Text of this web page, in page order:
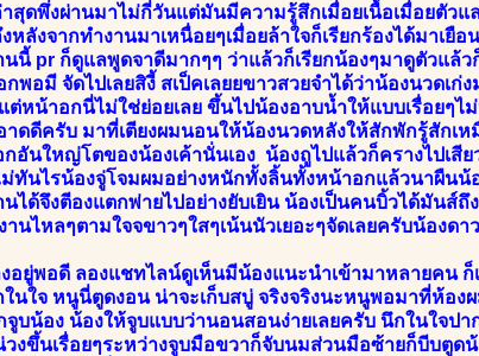
สุดพึ่งผ่านมาไม่กี่วันแต่มันมีความรู้สึกเมื่อยเนื้อเมื่อยตัว
หลังจากทำงานมาเหนื่อยๆเมื่อยล้าใจก็เรียกร้องได้มาเยื
นนี้ pr ก็ดูแลพูดจาดีมากๆๆ ว่าแล้วก็เรียกน้องๆมาดูตัวแล้
พอมี จัดไปเลยสิงี้ สเป็คเลยยขาวสวยจำได้ว่าน้องนวดเ
ต่หน้าอกนี่ไม่ใช่ย่อยเลย ขึ้นไปน้องอาบน้ำให้แบบเรื่อยๆไ
าดดีครับ มาที่เตียงผมนอนให้น้องนวดหลังให้สักพักรู้สักเ
อันใหญ่โตของน้องเค้านั่นเอง น้องถูไปแล้วก็ครางไปเ
ทันไรน้องจู่โจมผมอย่างหนักทั้งลิ้นทั้งหน้าอกแล้วนาผืนน้
ได้จึงตีองแตกพ่ายไปอย่างยับเยิน น้องเป็นคนบิ้วได้มันส์
านไหลๆตามใจจขาวๆใสๆเน้นนัวเยอะๆจัดเลยครับน้องด
ยู่พอดี ลองแชทไลน์ดูเห็นมีน้องแนะนำเข้ามาหลายคน ก็
นใจ หนูนี่ตูดงอน น่าจะเก็บสบู่ จริงจริงนะหนูพอมาที่ห้อง
จูบน้อง น้องให้จูบแบบว่านอนสอนง่ายเลยครับ นึกในใจป
งขึ้นเรื่อยๆระหว่างจูบมือขวาก็จับนมส่วนมือซ้ายก็บีบตู